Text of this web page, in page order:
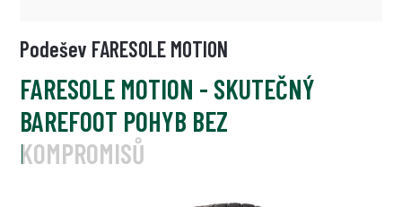
Podešev FARESOLE MOTION
FARESOLE MOTION - SKUTEČNÝ
BAREFOOT POHYB BEZ
KOMPROMISŮ